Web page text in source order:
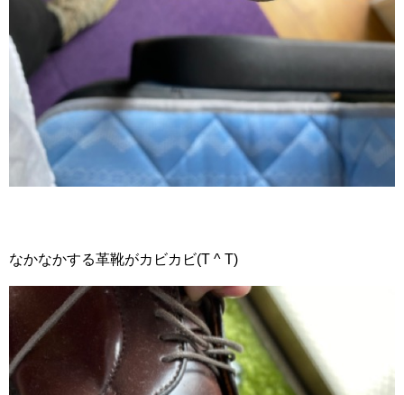
なかなかする革靴がカビカビ(T ^ T)